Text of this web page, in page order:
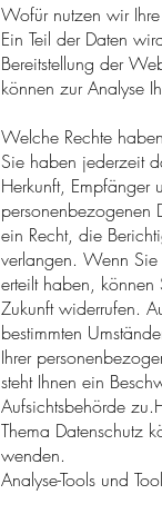
Wofür nutzen wir
Ein Teil der Daten
Bereitstellung der
können zur Analyse
Welche Rechte
Sie haben jederzeit
Herkunft, Empfänger
personenbezogenen
ein Recht, die
verlangen. Wenn
erteilt haben,
Zukunft widerrufen.
bestimmten
Ihrer
steht Ihnen ein
Aufsichtsbehörde
Thema Datenschutz
wenden.
Analyse-Tools und